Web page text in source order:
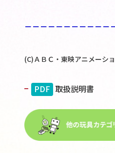
－－－－－－－－－－－
(C)ＡＢＣ・東映アニメーシ
PDF 取扱説明書